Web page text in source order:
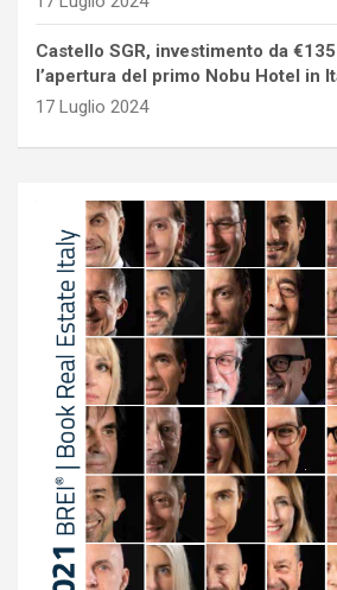
Castello SGR, investimento da
l’apertura del primo Nobu Hotel in
17 Luglio 2024